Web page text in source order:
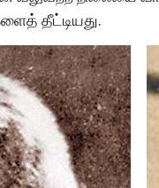
தீட்டியது.